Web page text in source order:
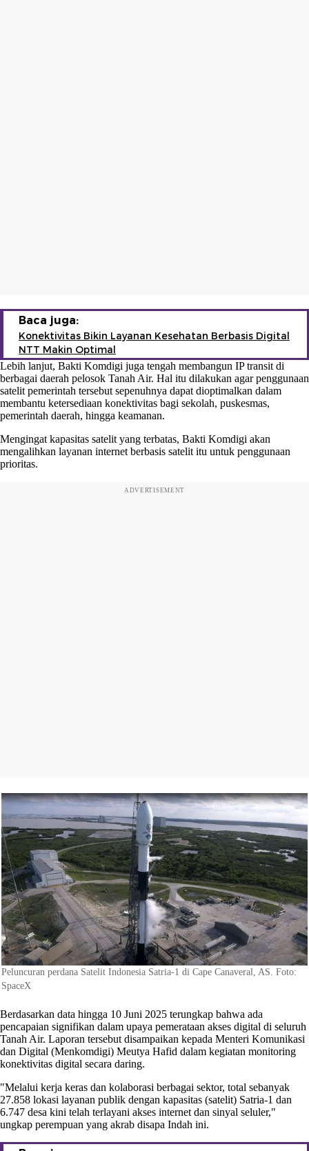
Baca juga:
Konektivitas Bikin Layanan Kesehatan Berbasis Digital
NTT Makin Optimal
Lebih lanjut, Bakti Komdigi juga tengah membangun IP transit di
berbagai daerah pelosok Tanah Air. Hal itu dilakukan agar penggunaan
satelit pemerintah tersebut sepenuhnya dapat dioptimalkan dalam
membantu ketersediaan konektivitas bagi sekolah, puskesmas,
pemerintah daerah, hingga keamanan.
Mengingat kapasitas satelit yang terbatas, Bakti Komdigi akan
mengalihkan layanan internet berbasis satelit itu untuk penggunaan
prioritas.
ADVERTISEMENT
Peluncuran perdana Satelit Indonesia Satria-1 di Cape Canaveral, AS. Foto:
SpaceX
Berdasarkan data hingga 10 Juni 2025 terungkap bahwa ada
pencapaian signifikan dalam upaya pemerataan akses digital di seluruh
Tanah Air. Laporan tersebut disampaikan kepada Menteri Komunikasi
dan Digital (Menkomdigi) Meutya Hafid dalam kegiatan monitoring
konektivitas digital secara daring.
"Melalui kerja keras dan kolaborasi berbagai sektor, total sebanyak
27.858 lokasi layanan publik dengan kapasitas (satelit) Satria-1 dan
6.747 desa kini telah terlayani akses internet dan sinyal seluler,"
ungkap perempuan yang akrab disapa Indah ini.